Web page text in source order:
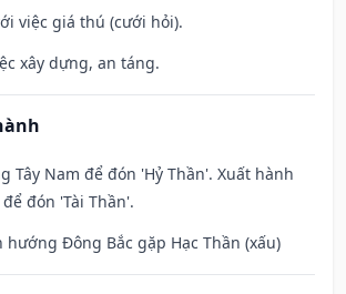
việc giá thú (cưới hỏi).
xây dựng, an táng.
Tây Nam để đón 'Hỷ Thần'. Xuất hành
đón 'Tài Thần'.
hướng Đông Bắc gặp Hạc Thần (xấu)